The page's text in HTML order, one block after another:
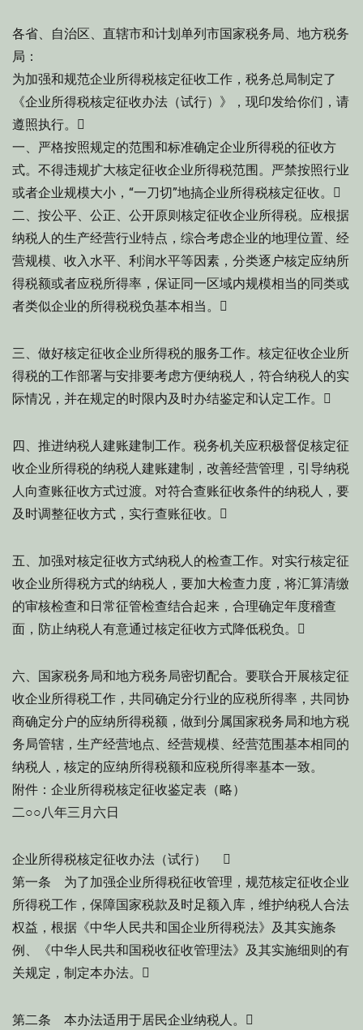
各省、自治区、直辖市和计划单列市国家税务局、地方税务
局：
为加强和规范企业所得税核定征收工作，税务总局制定了
《企业所得税核定征收办法（试行）》，现印发给你们，请
遵照执行。
一、严格按照规定的范围和标准确定企业所得税的征收方
式。不得违规扩大核定征收企业所得税范围。严禁按照行业
或者企业规模大小，“一刀切”地搞企业所得税核定征收。
二、按公平、公正、公开原则核定征收企业所得税。应根据
纳税人的生产经营行业特点，综合考虑企业的地理位置、经
营规模、收入水平、利润水平等因素，分类逐户核定应纳所
得税额或者应税所得率，保证同一区域内规模相当的同类或
者类似企业的所得税税负基本相当。
三、做好核定征收企业所得税的服务工作。核定征收企业所
得税的工作部署与安排要考虑方便纳税人，符合纳税人的实
际情况，并在规定的时限内及时办结鉴定和认定工作。
四、推进纳税人建账建制工作。税务机关应积极督促核定征
收企业所得税的纳税人建账建制，改善经营管理，引导纳税
人向查账征收方式过渡。对符合查账征收条件的纳税人，要
及时调整征收方式，实行查账征收。
五、加强对核定征收方式纳税人的检查工作。对实行核定征
收企业所得税方式的纳税人，要加大检查力度，将汇算清缴
的审核检查和日常征管检查结合起来，合理确定年度稽查
面，防止纳税人有意通过核定征收方式降低税负。
六、国家税务局和地方税务局密切配合。要联合开展核定征
收企业所得税工作，共同确定分行业的应税所得率，共同协
商确定分户的应纳所得税额，做到分属国家税务局和地方税
务局管辖，生产经营地点、经营规模、经营范围基本相同的
纳税人，核定的应纳所得税额和应税所得率基本一致。
附件：企业所得税核定征收鉴定表（略）
二○○八年三月六日
企业所得税核定征收办法（试行） 
第一条 为了加强企业所得税征收管理，规范核定征收企业
所得税工作，保障国家税款及时足额入库，维护纳税人合法
权益，根据《中华人民共和国企业所得税法》及其实施条
例、《中华人民共和国税收征收管理法》及其实施细则的有
关规定，制定本办法。
第二条 本办法适用于居民企业纳税人。